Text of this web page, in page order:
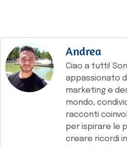
Andrea
Ciao a tutti!
appassionato
marketing e
mondo,
racconti
per ispirare le
creare ricordi